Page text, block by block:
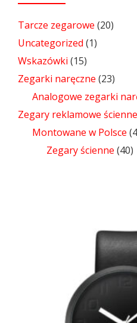
Tarcze zegarowe (20)
Uncategorized (1)
Wskazówki (15)
Zegarki naręczne (23)
Analogowe zegarki
Zegary reklamowe ścienne
Montowane w Polsce
Zegary ścienne (40)